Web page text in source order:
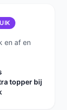
en af en
topper bij